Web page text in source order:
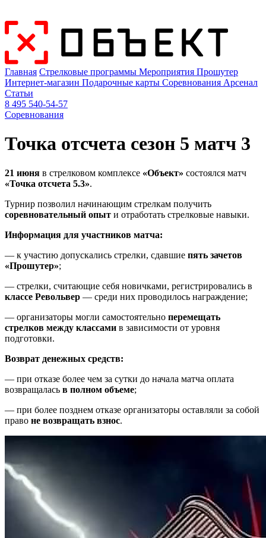
Главная Стрелковые программы Мероприятия Прошутер
Интернет-магазин Подарочные карты Соревнования Арсенал
Статьи
8 495 540-54-57
Соревнования
Точка отсчета сезон 5 матч 3
21 июня в стрелковом комплексе «Объект» состоялся матч
«Точка отсчета 5.3».
Турнир позволил начинающим стрелкам получить
соревновательный опыт и отработать стрелковые навыки.
Информация для участников матча:
— к участию допускались стрелки, сдавшие пять зачетов
«Прошутер»;
— стрелки, считающие себя новичками, регистрировались в
классе Револьвер — среди них проводилось награждение;
— организаторы могли самостоятельно перемещать
стрелков между классами в зависимости от уровня
подготовки.
Возврат денежных средств:
— при отказе более чем за сутки до начала матча оплата
возвращалась в полном объеме;
— при более позднем отказе организаторы оставляли за собой
право не возвращать взнос.